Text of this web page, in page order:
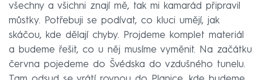
všechny a všichni znají mě, tak mi kamarád připravil
můstky. Potřebuji se podívat, co kluci umějí, jak
skáčou, kde dělají chyby. Projdeme komplet materiál
a budeme řešit, co u něj musíme vyměnit. Na začátku
června pojedeme do Švédska do vzdušného tunelu.